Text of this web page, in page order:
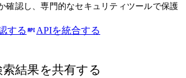
確認し、専門的なセキュリティツールで保護
する APIを統合する
索結果を共有する